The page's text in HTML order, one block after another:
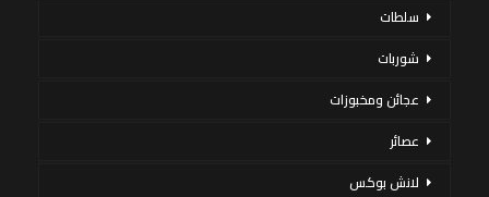
سلطات
شوربات
عجائن ومخبوزات
عصائر
لانش بوكس